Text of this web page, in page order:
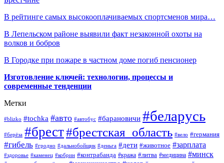
В рейтинге самых высокооплачиваемых спортсменов мира…
В Лепельском районе выявили факт незаконной охоты на
волков и бобров
В Городке при пожаре в частном доме погиб пенсионер
Изготовление ключей: технологии, процессы и
современные тенденции
Метки
#blizko #tochka #авто #автобус #барановичи #беларусь
#берёза #брест#брестская_область #вело #германия
#гибель #гродно #дальнобойщик #деньга #дети #животное #зарплата
#здоровье #каменец #кобрин #контрабанда #кража #литва #медицина #минск